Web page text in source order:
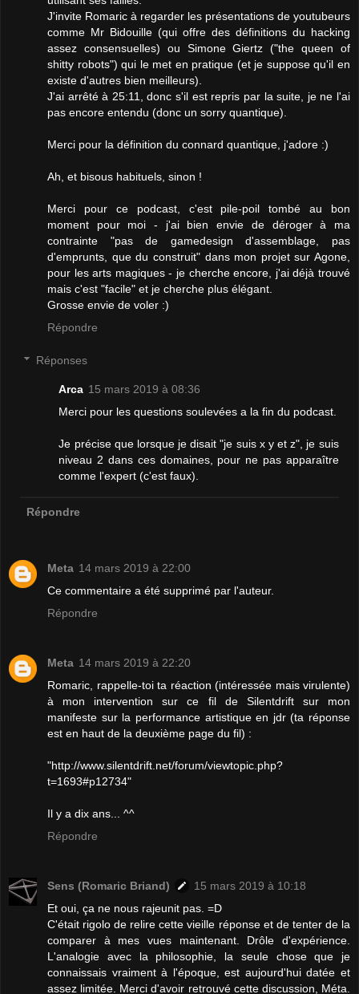
J'invite Romaric à regarder les présentations de youtubeurs
comme Mr Bidouille (qui offre des définitions du hacking
assez consensuelles) ou Simone Giertz ("the queen of
shitty robots") qui le met en pratique (et je suppose qu'il en
existe d'autres bien meilleurs).
J'ai arrêté à 25:11, donc s'il est repris par la suite, je ne l'ai
pas encore entendu (donc un sorry quantique).
Merci pour la définition du connard quantique, j'adore :)
Ah, et bisous habituels, sinon !
Merci pour ce podcast, c'est pile-poil tombé au bon
moment pour moi - j'ai bien envie de déroger à ma
contrainte "pas de gamedesign d'assemblage, pas
d'emprunts, que du construit" dans mon projet sur Agone,
pour les arts magiques - je cherche encore, j'ai déjà trouvé
mais c'est "facile" et je cherche plus élégant.
Grosse envie de voler :)
Répondre
Réponses
Arca 15 mars 2019 à 08:36
Merci pour les questions soulevées a la fin du podcast.
Je précise que lorsque je disait "je suis x y et z", je suis
niveau 2 dans ces domaines, pour ne pas apparaître
comme l'expert (c'est faux).
Répondre
Meta 14 mars 2019 à 22:00
Ce commentaire a été supprimé par l'auteur.
Répondre
Meta 14 mars 2019 à 22:20
Romaric, rappelle-toi ta réaction (intéressée mais virulente)
à mon intervention sur ce fil de Silentdrift sur mon
manifeste sur la performance artistique en jdr (ta réponse
est en haut de la deuxième page du fil) :
"http://www.silentdrift.net/forum/viewtopic.php?
t=1693#p12734"
Il y a dix ans... ^^
Répondre
Sens (Romaric Briand)
15 mars 2019 à 10:18
Et oui, ça ne nous rajeunit pas. =D
C'était rigolo de relire cette vieille réponse et de tenter de la
comparer à mes vues maintenant. Drôle d'expérience.
L'analogie avec la philosophie, la seule chose que je
connaissais vraiment à l'époque, est aujourd'hui datée et
assez limitée. Merci d'avoir retrouvé cette discussion, Méta.